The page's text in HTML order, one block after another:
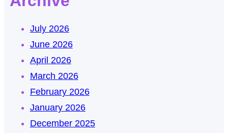
July 2026
June 2026
April 2026
March 2026
February 2026
January 2026
December 2025